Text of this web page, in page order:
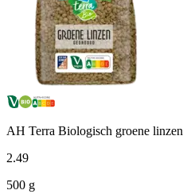
AH Terra Biologisch groene linzen
2.49
500 g